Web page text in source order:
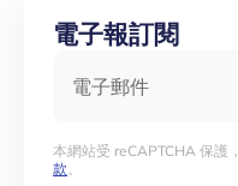
電子報訂閱
本網站受 reCAPTCHA 保護
款。